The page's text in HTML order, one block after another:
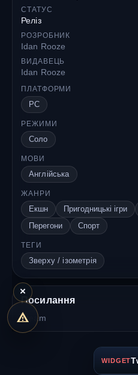
СТАТУС
Реліз
РОЗРОБНИК
Idan Rooze
ВИДАВЕЦЬ
Idan Rooze
ПЛАТФОРМИ
PC
РЕЖИМИ
Соло
МОВИ
Англійська
ЖАНРИ
Екшн Пригодницькі ігри
Перегони
Спорт
ТЕГИ
Зверху / ізометрія
Посилання
Steam
WIDGET
×